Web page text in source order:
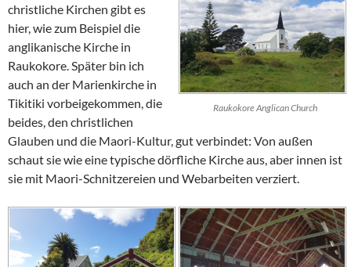
Raukokore Anglican Church
christliche Kirchen gibt es
hier, wie zum Beispiel die
anglikanische Kirche in
Raukokore . Später bin ich
auch an der Marienkirche in
Tikitiki vorbeigekommen, die
beides, den christlichen
Glauben und die Maori-Kultur, gut verbindet: Von außen
schaut sie wie eine typische dörfliche Kirche aus, aber innen ist
sie mit Maori-Schnitzereien und Webarbeiten verziert.